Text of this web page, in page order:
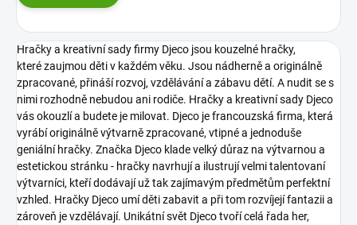
Hračky a kreativní sady firmy Djeco jsou kouzelné hračky,
které zaujmou děti v každém věku. Jsou nádherně a originálně
zpracované, přináší rozvoj, vzdělávání a zábavu dětí. A nudit se s
nimi rozhodně nebudou ani rodiče. Hračky a kreativní sady Djeco
vás okouzlí a budete je milovat. Djeco je francouzská firma, která
vyrábí originálně výtvarně zpracované, vtipné a jednoduše
geniální hračky. Značka Djeco klade velký důraz na výtvarnou a
estetickou stránku - hračky navrhují a ilustrují velmi talentovaní
výtvarníci, kteří dodávají už tak zajímavým předmětům perfektní
vzhled. Hračky Djeco umí děti zabavit a při tom rozvíjejí fantazii a
zároveň je vzdělávají. Unikátní svět Djeco tvoří celá řada her,